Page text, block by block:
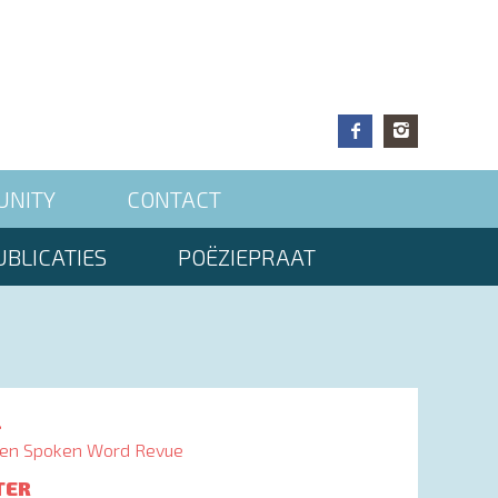
CONTACT
POËZIEPRAAT
Spoken Word Revue